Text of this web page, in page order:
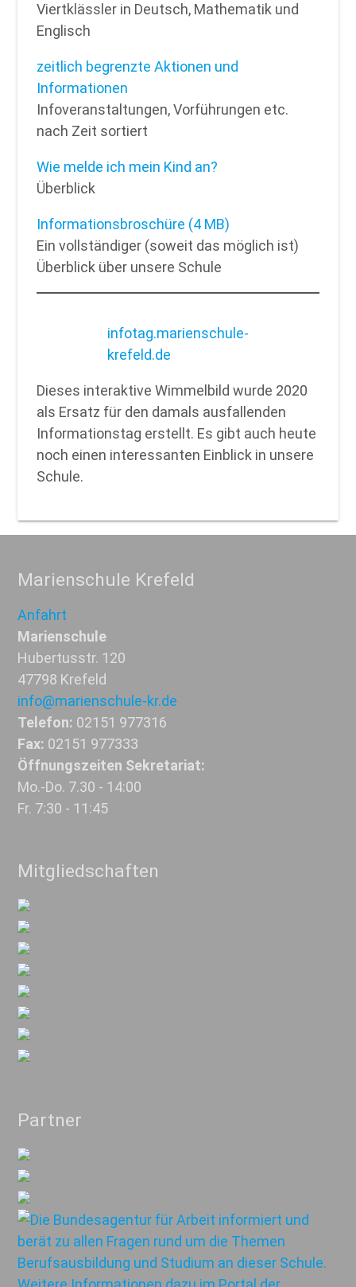
Viertklässler in Deutsch, Mathematik und
Englisch
zeitlich begrenzte Aktionen und
Informationen
Infoveranstaltungen, Vorführungen etc.
nach Zeit sortiert
Wie melde ich mein Kind an?
Überblick
Informationsbroschüre (4 MB)
Ein vollständiger (soweit das möglich ist)
Überblick über unsere Schule
infotag.marienschule-
krefeld.de
Dieses interaktive Wimmelbild wurde 2020
als Ersatz für den damals ausfallenden
Informationstag erstellt. Es gibt auch heute
noch einen interessanten Einblick in unsere
Schule.
Marienschule Krefeld
Anfahrt
Marienschule
Hubertusstr. 120
47798 Krefeld
info@marienschule-kr.de
Telefon: 02151 977316
Fax: 02151 977333
Öffnungszeiten Sekretariat:
Mo.-Do. 7.30 - 14:00
Fr. 7:30 - 11:45
Mitgliedschaften
Partner